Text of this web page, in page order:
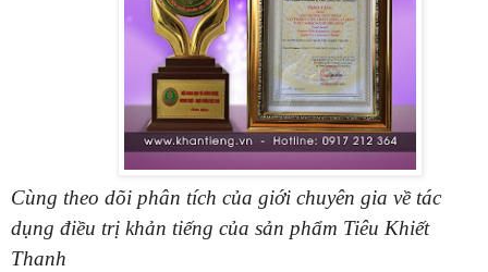
Cùng theo dõi phân tích của giới chuyên gia về tác
dụng điều trị khản tiếng của sản phẩm Tiêu Khiết
Thanh